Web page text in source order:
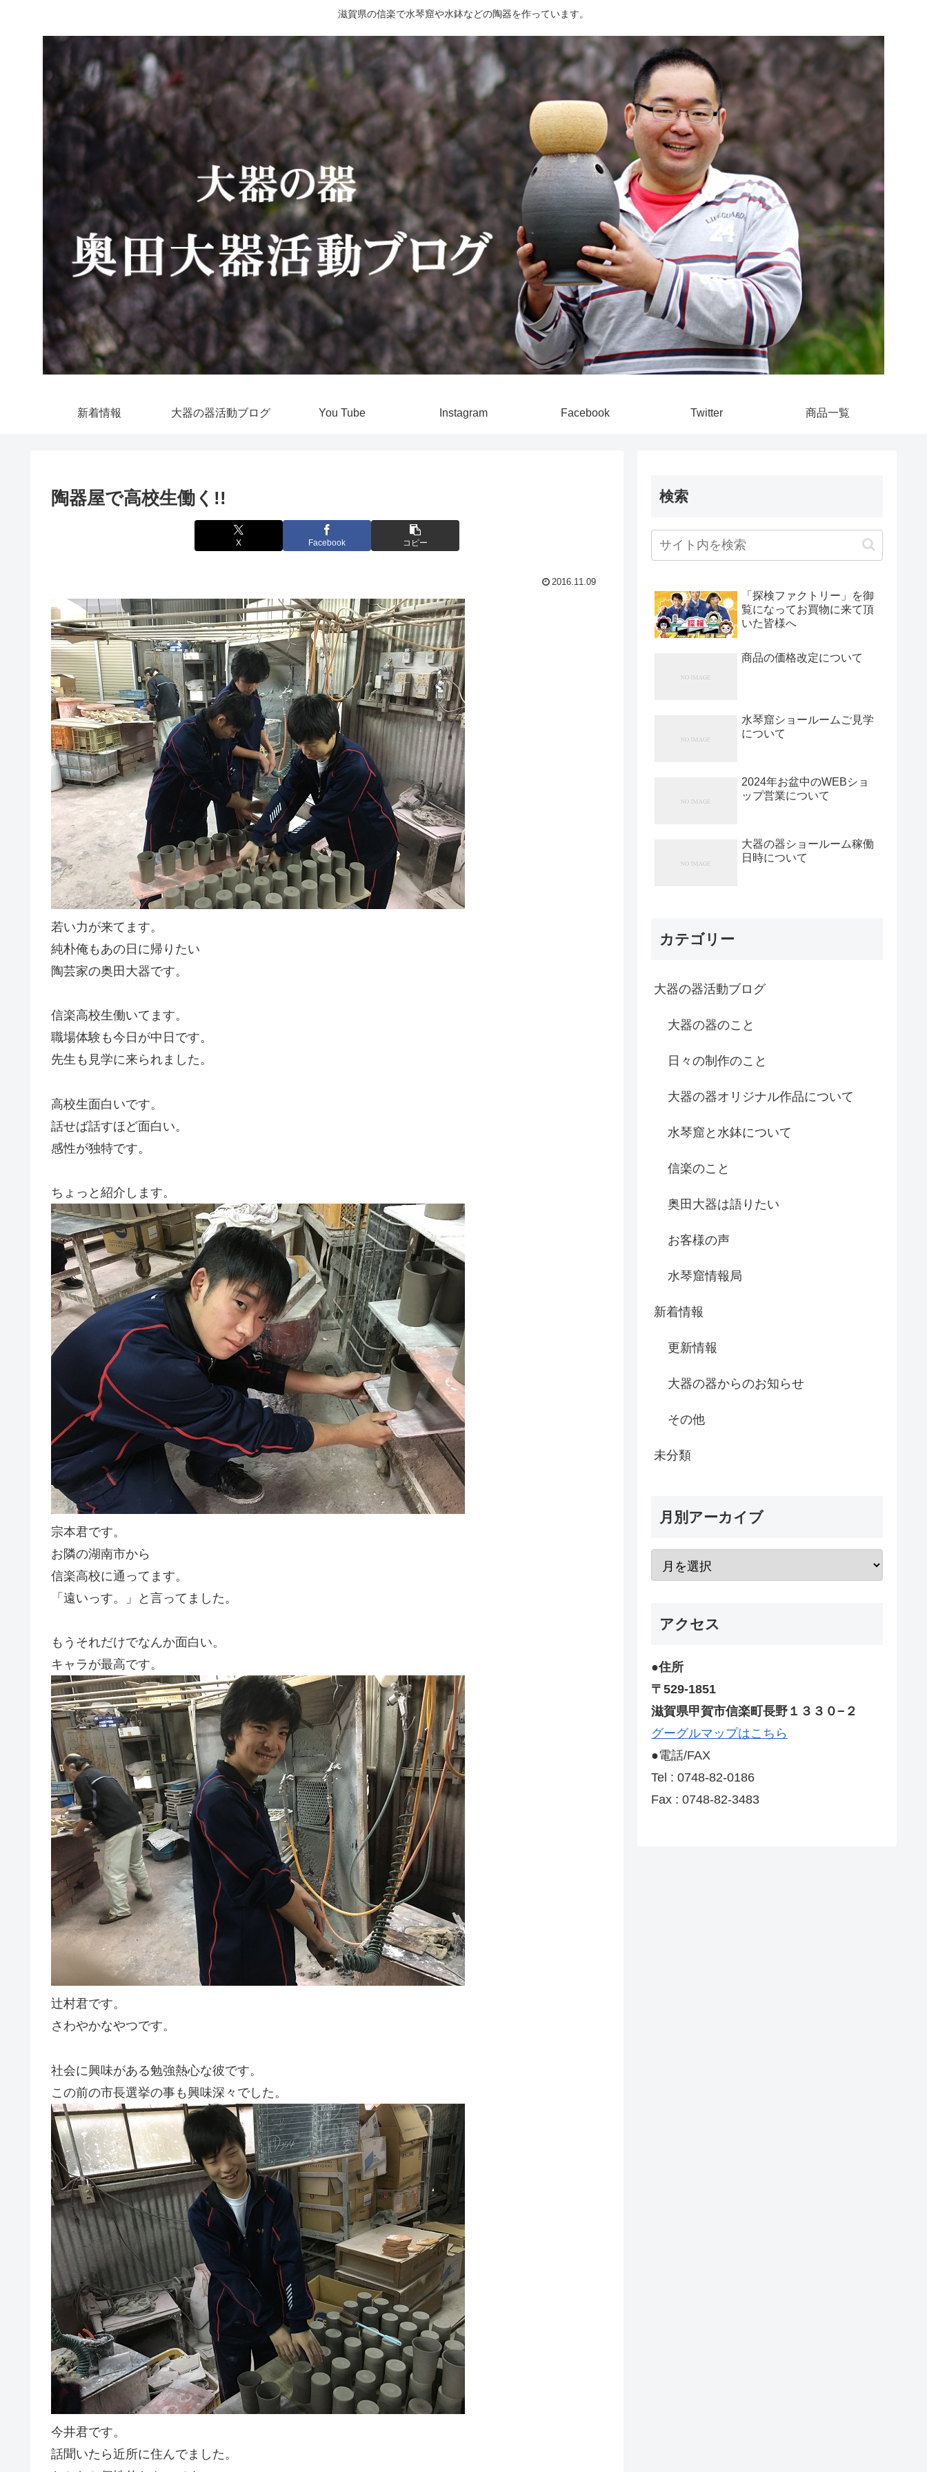
滋賀県の信楽で水琴窟や水鉢などの陶器を作っています。
新着情報 大器の器活動ブログ You Tube Instagram Facebook Twitter 商品一覧
陶器屋で高校生働く!!
X Facebook コピー
2016.11.09
若い力が来てます。
純朴俺もあの日に帰りたい
陶芸家の奥田大器です。
信楽高校生働いてます。
職場体験も今日が中日です。
先生も見学に来られました。
高校生面白いです。
話せば話すほど面白い。
感性が独特です。
ちょっと紹介します。
宗本君です。
お隣の湖南市から
信楽高校に通ってます。
「遠いっす。」と言ってました。
もうそれだけでなんか面白い。
キャラが最高です。
辻村君です。
さわやかなやつです。
社会に興味がある勉強熱心な彼です。
この前の市長選挙の事も興味深々でした。
今井君です。
話聞いたら近所に住んでました。
検索
「探検ファクトリー」を御
覧になってお買物に来て頂
いた皆様へ
商品の価格改定について
水琴窟ショールームご見学
について
2024年お盆中のWEBショ
ップ営業について
大器の器ショールーム稼働
日時について
カテゴリー
大器の器活動ブログ
大器の器のこと
日々の制作のこと
大器の器オリジナル作品について
水琴窟と水鉢について
信楽のこと
奥田大器は語りたい
お客様の声
水琴窟情報局
新着情報
更新情報
大器の器からのお知らせ
その他
未分類
月別アーカイブ
アクセス
●住所
〒529-1851
滋賀県甲賀市信楽町長野１３３０−２
グーグルマップはこちら
●電話/FAX
Tel : 0748-82-0186
Fax : 0748-82-3483